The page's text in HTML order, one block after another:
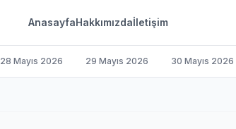
AnasayfaHakkımızdaİletişim
28 Mayıs 2026 29 Mayıs 2026 30 Mayıs 2026